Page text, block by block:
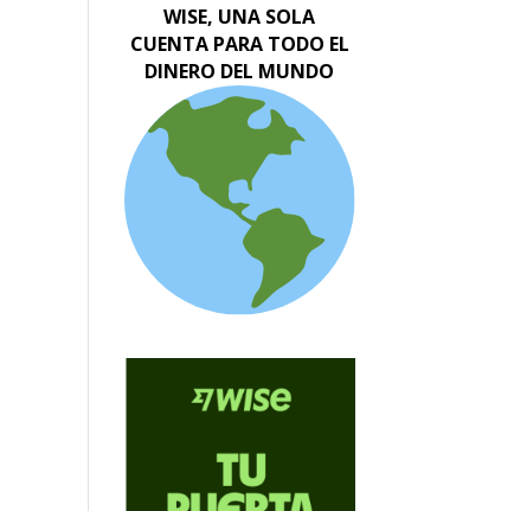
WISE, UNA SOLA
CUENTA PARA TODO EL
DINERO DEL MUNDO